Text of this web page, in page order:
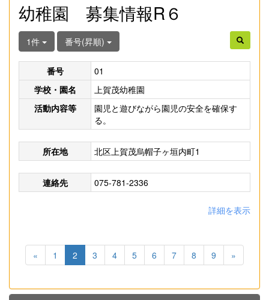
幼稚園 募集情報R６
1件 番号(昇順)
番号
01
学校・園名
上賀茂幼稚園
活動内容等
園児と遊びながら園児の安全を確保す
る。
所在地 北区上賀茂烏帽子ヶ垣内町1
連絡先 075-781-2336
詳細を表示
« 1 2 3 4 5 6 7 8 9 »